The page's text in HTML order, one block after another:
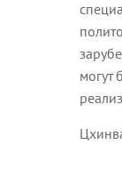
могут